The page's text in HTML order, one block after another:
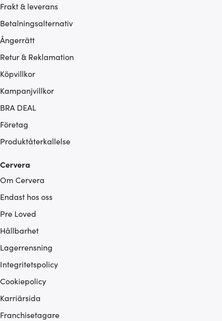
Frakt & leverans
Betalningsalternativ
Ångerrätt
Retur & Reklamation
Köpvillkor
Kampanjvillkor
BRA DEAL
Företag
Produktåterkallelse
Cervera
Om Cervera
Endast hos oss
Pre Loved
Hållbarhet
Lagerrensning
Integritetspolicy
Cookiepolicy
Karriärsida
Franchisetagare